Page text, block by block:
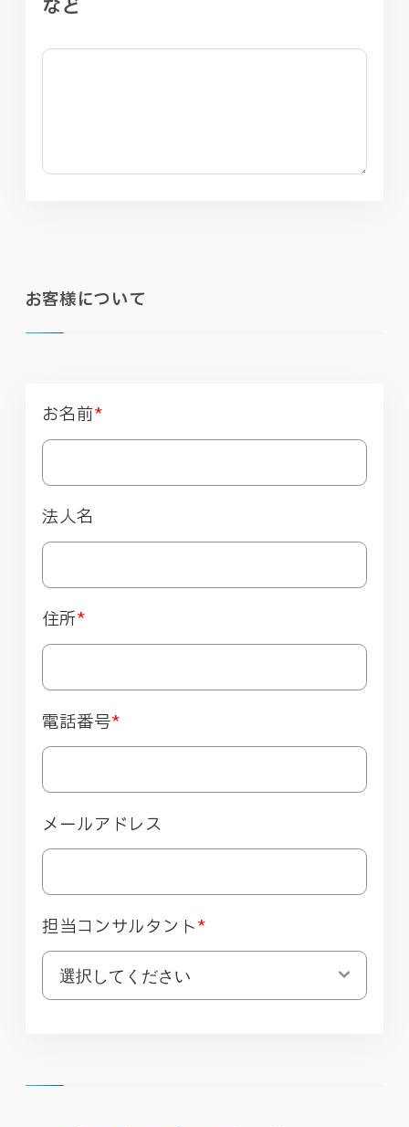
など
お客様について
お名前*
法人名
住所*
電話番号*
メールアドレス
担当コンサルタント*